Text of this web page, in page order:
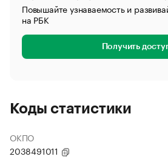
Повышайте узнаваемость и
на РБК
Получить
Коды статистики
ОКПО
2038491011